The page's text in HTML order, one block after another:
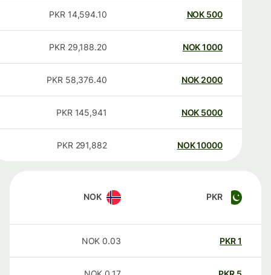
500
NOK
14,594.10
PKR
1000
NOK
29,188.20
PKR
2000
NOK
58,376.40
PKR
5000
NOK
145,941
PKR
10000
NOK
291,882
PKR
PKR
NOK
PKR
0.03
NOK